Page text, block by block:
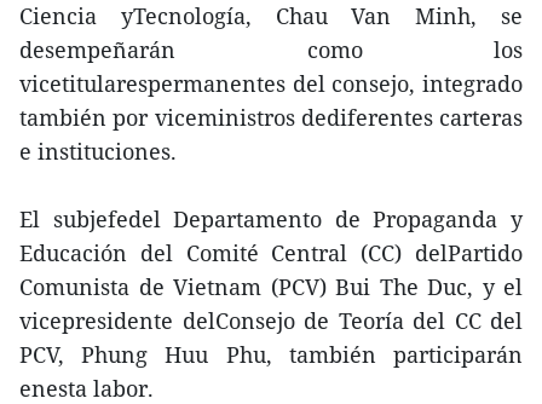
Ciencia yTecnología, Chau Van Minh, se
desempeñarán como los
vicetitularespermanentes del consejo, integrado
también por viceministros dediferentes carteras
e instituciones.
El subjefedel Departamento de Propaganda y
Educación del Comité Central (CC) delPartido
Comunista de Vietnam (PCV) Bui The Duc, y el
vicepresidente delConsejo de Teoría del CC del
PCV, Phung Huu Phu, también participarán
enesta labor.